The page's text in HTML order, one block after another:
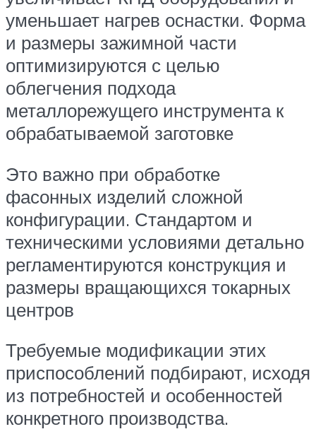
уменьшает нагрев оснастки. Форма
и размеры зажимной части
оптимизируются с целью
облегчения подхода
металлорежущего инструмента к
обрабатываемой заготовке
Это важно при обработке
фасонных изделий сложной
конфигурации. Стандартом и
техническими условиями детально
регламентируются конструкция и
размеры вращающихся токарных
центров
Требуемые модификации этих
приспособлений подбирают, исходя
из потребностей и особенностей
конкретного производства.